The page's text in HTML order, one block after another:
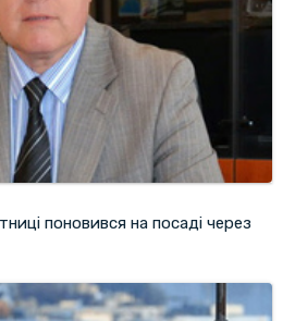
поновився на посаді через